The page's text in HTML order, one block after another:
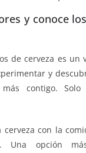
y conoce
de cerveza es un
y
contigo.
cerveza con la
Una opción